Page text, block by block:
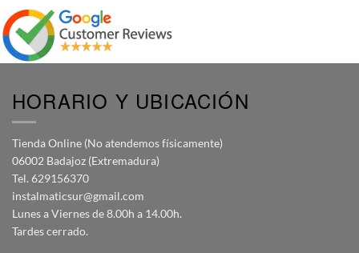
HORARIO Y UBICACIÓN
Tienda Online (No atendemos físicamente)
06002 Badajoz (Extremadura)
Tel. 629156370
instalmaticsur@gmail.com
Lunes a Viernes de 8.00h a 14.00h.
Tardes cerrado.